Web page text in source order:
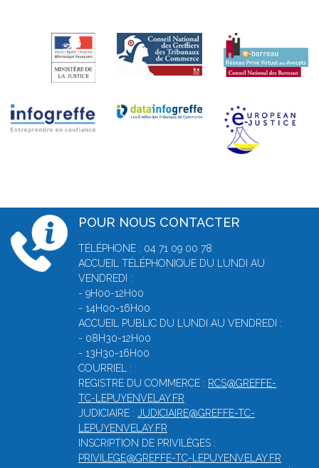
POUR NOUS CONTACTER
TÉLÉPHONE : 04 71 09 00 78
ACCUEIL TÉLÉPHONIQUE DU LUNDI AU
VENDREDI :
- 9H00-12H00
- 14H00-16H00
ACCUEIL PUBLIC DU LUNDI AU VENDREDI :
- 08H30-12H00
- 13H30-16H00
COURRIEL :
REGISTRE DU COMMERCE : RCS@GREFFE-
TC-LEPUYENVELAY.FR
JUDICIAIRE : JUDICIAIRE@GREFFE-TC-
LEPUYENVELAY.FR
INSCRIPTION DE PRIVILÈGES :
PRIVILEGE@GREFFE-TC-LEPUYENVELAY.FR